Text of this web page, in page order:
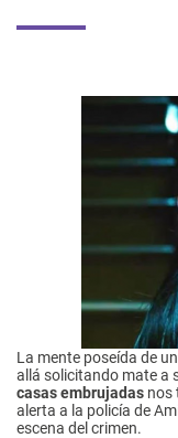
La mente poseída de
allá solicitando mate a
casas embrujadas nos
alerta a la policía de
escena del crimen.